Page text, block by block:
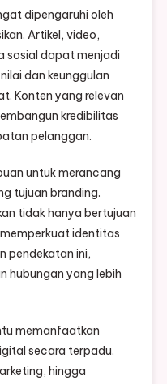
dipengaruhi oleh
Artikel, video,
sosial dapat menjadi
dan keunggulan
Konten yang relevan
kredibilitas
pelanggan.
untuk merancang
tujuan branding.
tidak hanya bertujuan
identitas
pendekatan ini,
hubungan yang lebih
memanfaatkan
secara terpadu.
hingga